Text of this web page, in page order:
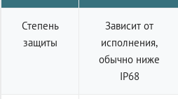
Степень
защиты
Зависит от
исполнения,
обычно ниже
IP68